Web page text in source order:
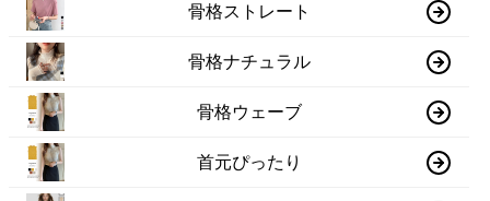
骨格ストレート
骨格ナチュラル
骨格ウェーブ
首元ぴったり